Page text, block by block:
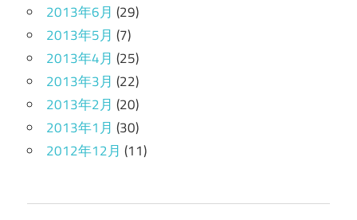
2013年6月 (29)
2013年5月 (7)
2013年4月 (25)
2013年3月 (22)
2013年2月 (20)
2013年1月 (30)
2012年12月 (11)